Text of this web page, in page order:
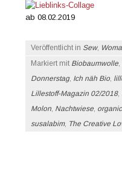
ab 08.02.2019
Veröffentlicht in Sew,
Markiert mit Biobaumwolle,
Donnerstag, Ich näh Bio,
Lillestoff-Magazin 02/2018,
Molon, Nachtwiese,
susalabim, The Creative